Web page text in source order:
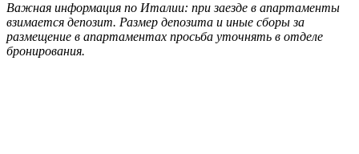
Важная информация по Италии: при заезде в апартаменты
взимается депозит. Размер депозита и иные сборы за
размещение в апартаментах просьба уточнять в отделе
бронирования.